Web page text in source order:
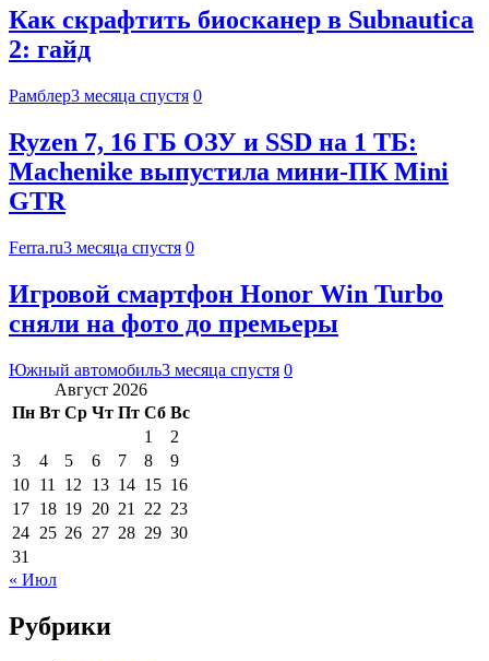
Как скрафтить биосканер в Subnautica
2: гайд
Рамблер3 месяца спустя 0
Ryzen 7, 16 ГБ ОЗУ и SSD на 1 ТБ:
Machenike выпустила мини-ПК Mini
GTR
Ferra.ru3 месяца спустя 0
Игровой смартфон Honor Win Turbo
сняли на фото до премьеры
Южный автомобиль3 месяца спустя 0
Август 2026
Пн Вт Ср Чт Пт Сб Вс
1
2
3
4 5 6 7 8
9
10 11 12 13 14 15 16
17 18 19 20 21 22 23
24 25 26 27 28 29 30
31
« Июл
Рубрики